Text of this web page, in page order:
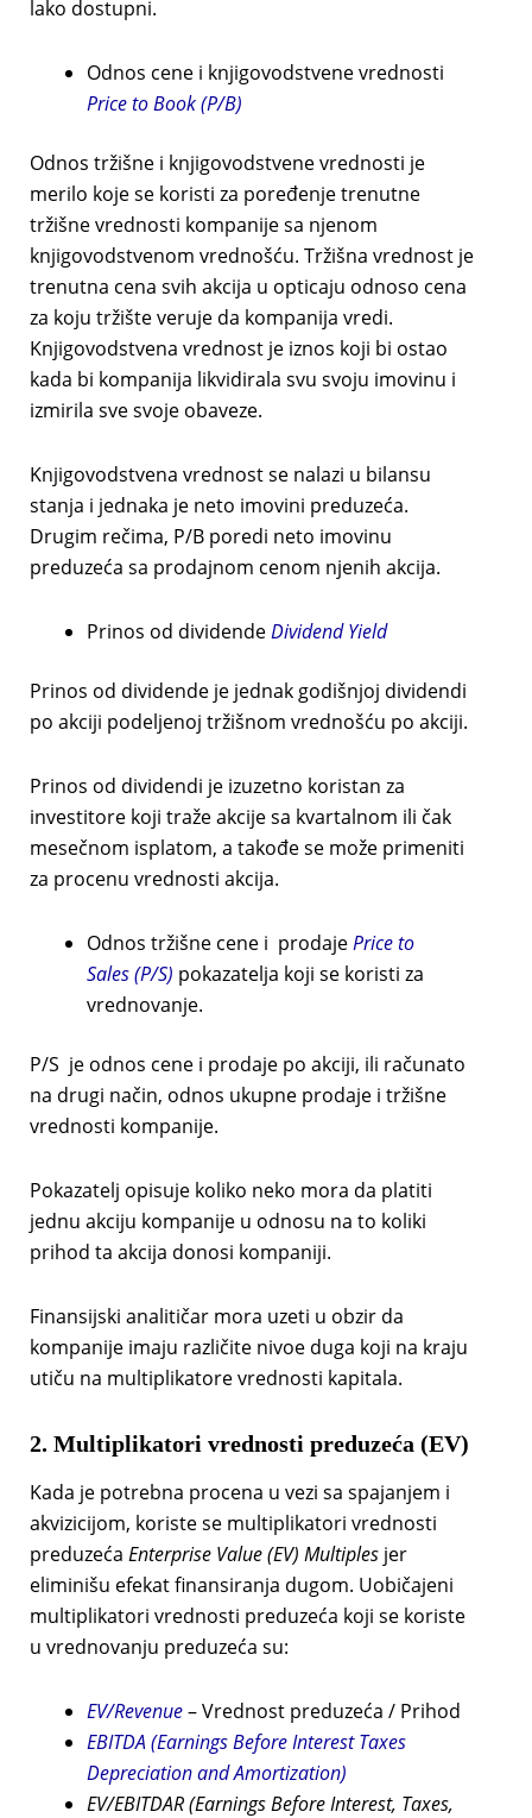
lako dostupni.
Odnos cene i knjigovodstvene vrednosti
Price to Book (P/B)
Odnos tržišne i knjigovodstvene vrednosti je
merilo koje se koristi za poređenje trenutne
tržišne vrednosti kompanije sa njenom
knjigovodstvenom vrednošću. Tržišna vrednost je
trenutna cena svih akcija u opticaju odnoso cena
za koju tržište veruje da kompanija vredi.
Knjigovodstvena vrednost je iznos koji bi ostao
kada bi kompanija likvidirala svu svoju imovinu i
izmirila sve svoje obaveze.
Knjigovodstvena vrednost se nalazi u bilansu
stanja i jednaka je neto imovini preduzeća.
Drugim rečima, P/B poredi neto imovinu
preduzeća sa prodajnom cenom njenih akcija.
Prinos od dividendeDividend Yield
Prinos od dividende je jednak godišnjoj dividendi
po akciji podeljenoj tržišnom vrednošću po akciji.
Prinos od dividendi je izuzetno koristan za
investitore koji traže akcije sa kvartalnom ili čak
mesečnom isplatom, a takođe se može primeniti
za procenu vrednosti akcija.
Odnos tržišne cene i prodajePrice to
Sales (P/S) pokazatelja koji se koristi za
vrednovanje.
P/S je odnos cene i prodaje po akciji, ili računato
na drugi način, odnos ukupne prodaje i tržišne
vrednosti kompanije.
Pokazatelj opisuje koliko neko mora da platiti
jednu akciju kompanije u odnosu na to koliki
prihod ta akcija donosi kompaniji.
Finansijski analitičar mora uzeti u obzir da
kompanije imaju različite nivoe duga koji na kraju
utiču na multiplikatore vrednosti kapitala.
2. Multiplikatori vrednosti preduzeća (EV)
Kada je potrebna procena u vezi sa spajanjem i
akvizicijom, koriste se multiplikatori vrednosti
preduzeća Enterprise Value (EV) Multiplesjer
eliminišu efekat finansiranja dugom. Uobičajeni
multiplikatori vrednosti preduzeća koji se koriste
u vrednovanju preduzeća su:
EV/Revenue– Vrednost preduzeća / Prihod
EBITDA (Earnings Before Interest Taxes
Depreciation and Amortization)
EV/EBITDAR(Earnings Before Interest, Taxes,